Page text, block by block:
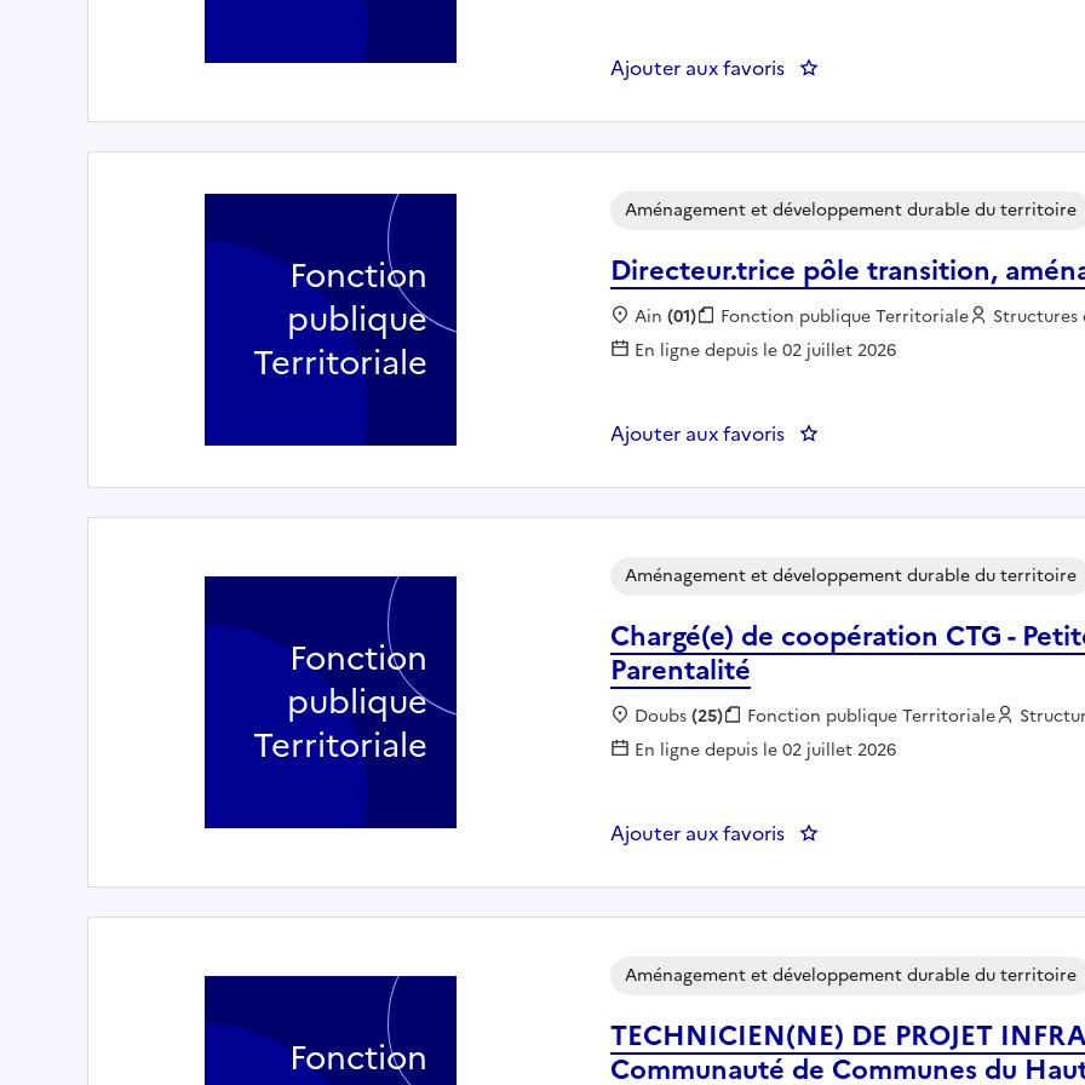
Ajouter aux favoris : Chargé de mission
Directeur.trice pôle transition,
Aménagement et développement durable du territoire
Localisation :
Ain(01) Fonction publique :
Fonction publique Territoriale
En ligne depuis le 02 juillet 2026
Ajouter aux favoris : Directeur.trice pôle
Fonction
publique
Territoriale
Chargé(e) de coopération CTG -
Parentalité
Aménagement et développement durable du territoire
Localisation :
Doubs(25) Fonction publique :
Fonction publique Territoriale
En ligne depuis le 02 juillet 2026
Ajouter aux favoris : Chargé(e) de coopération
Fonction
publique
Territoriale
TECHNICIEN(NE) DE PROJET
Communauté de Communes du
Aménagement et développement durable du territoire
Fonction